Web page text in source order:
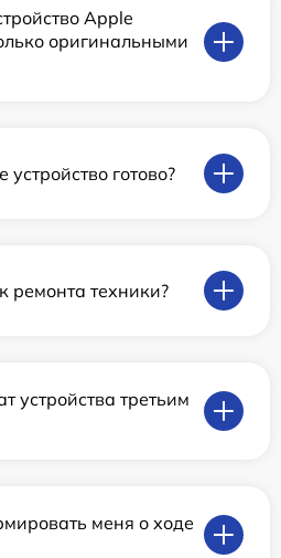
Apple
оригинальными
готово?
ремонта техники?
устройства третьим
меня о ходе